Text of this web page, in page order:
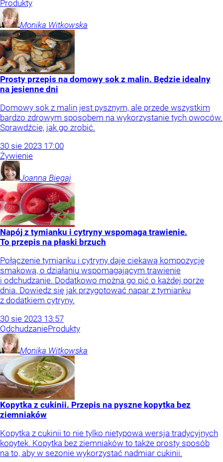
Produkty
Monika Witkowska
Prosty przepis na domowy sok z malin. Będzie idealny
na jesienne dni
Domowy sok z malin jest pysznym, ale przede wszystkim
bardzo zdrowym sposobem na wykorzystanie tych owoców.
Sprawdźcie, jak go zrobić.
30 sie 2023 17:00
Żywienie
Joanna Biegaj
Napój z tymianku i cytryny wspomaga trawienie.
To przepis na płaski brzuch
Połączenie tymianku i cytryny daje ciekawą kompozycję
smakową, o działaniu wspomagającym trawienie
i odchudzanie. Dodatkowo można go pić o każdej porze
dnia. Dowiedz się jak przygotować napar z tymianku
z dodatkiem cytryny.
30 sie 2023 13:57
OdchudzanieProdukty
Monika Witkowska
Kopytka z cukinii. Przepis na pyszne kopytka bez
ziemniaków
Kopytka z cukinii to nie tylko nietypowa wersja tradycyjnych
kopytek. Kopytka bez ziemniaków to także prosty sposób
na to, aby w sezonie wykorzystać nadmiar cukinii.